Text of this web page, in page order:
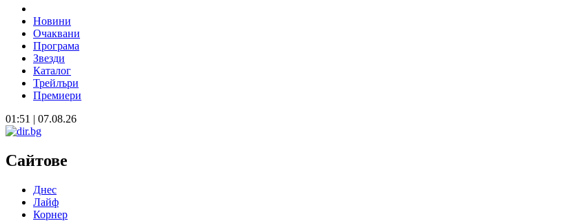
Новини
Очаквани
Програма
Звезди
Каталог
Трейлъри
Премиери
01:51 | 07.08.26
Сайтове
Днес
Лайф
Корнер